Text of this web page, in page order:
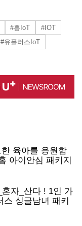
#홈IoT
#IOT
#유플러스IoT
육아를 응원합
아이안심 패키지
자_산다 ! 1인 가
스 싱글남녀 패키